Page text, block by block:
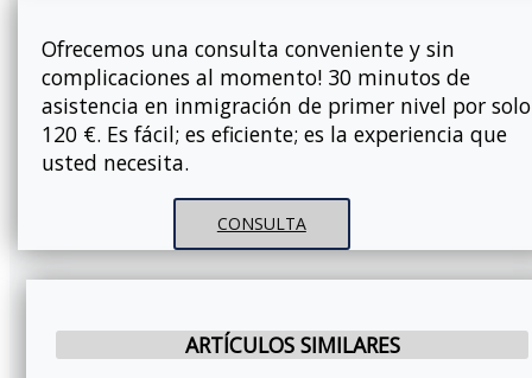
Ofrecemos una consulta conveniente y sin
complicaciones al momento! 30 minutos de
asistencia en inmigración de primer nivel por solo
120 €. Es fácil; es eficiente; es la experiencia que
usted necesita.
CONSULTA
ARTÍCULOS SIMILARES